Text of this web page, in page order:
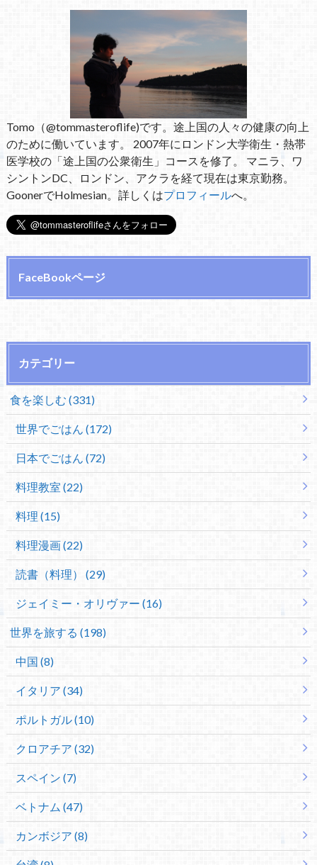
Tomo（@tommasteroflife)です。途上国の人々の健康の向上
のために働いています。 2007年にロンドン大学衛生・熱帯
医学校の「途上国の公衆衛生」コースを修了。 マニラ、ワ
シントンDC、ロンドン、アクラを経て現在は東京勤務。
GoonerでHolmesian。詳しくはプロフィールへ。
FaceBookページ
カテゴリー
食を楽しむ (331)
世界でごはん (172)
日本でごはん (72)
料理教室 (22)
料理 (15)
料理漫画 (22)
読書（料理） (29)
ジェイミー・オリヴァー (16)
世界を旅する (198)
中国 (8)
イタリア (34)
ポルトガル (10)
クロアチア (32)
スペイン (7)
ベトナム (47)
カンボジア (8)